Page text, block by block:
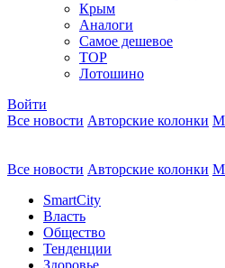
Крым
Аналоги
Самое дешевое
TOP
Лотошино
Войти
Все новости Авторские колонки
Все новости Авторские колонки
SmartCity
Власть
Общество
Тенденции
Здоровье